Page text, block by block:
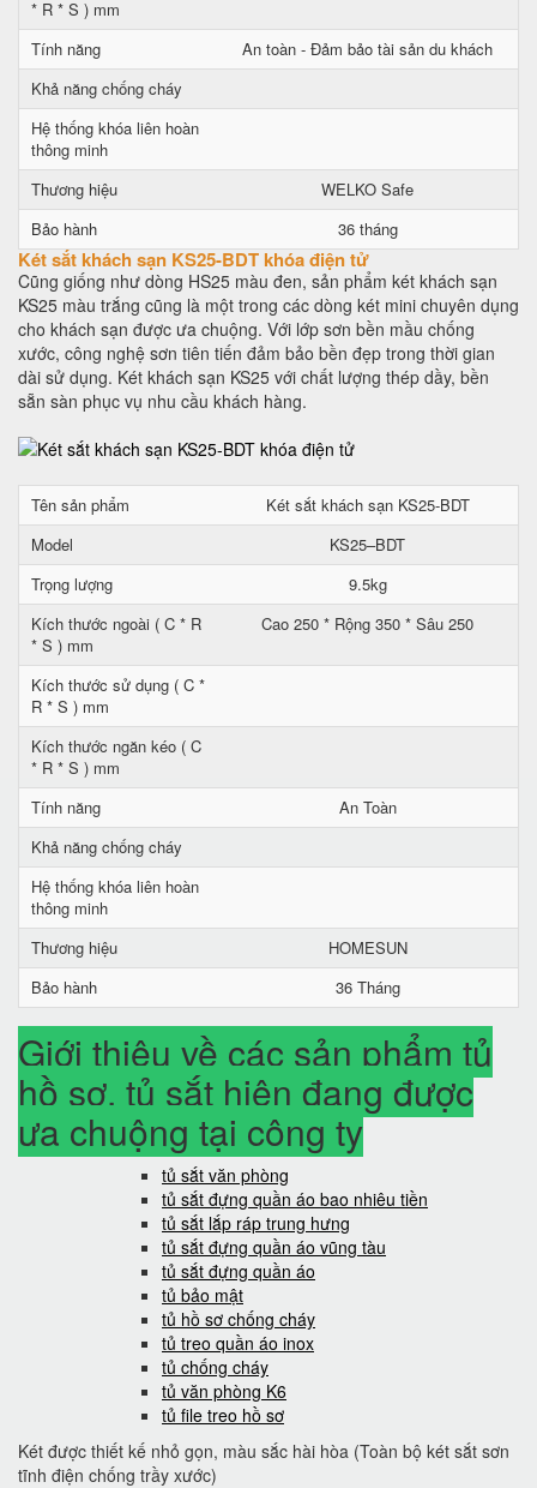
* R * S ) mm
Tính năng
An toàn - Đảm bảo tài sản du khách
Khả năng chống cháy
Hệ thống khóa liên hoàn
thông minh
Thương hiệu
WELKO Safe
Bảo hành
36 tháng
Két sắt khách sạn KS25-BDT khóa điện tử
Cũng giống như dòng HS25 màu đen, sản phẩm két khách sạn
KS25 màu trắng cũng là một trong các dòng két mini chuyên dụng
cho khách sạn được ưa chuộng. Với lớp sơn bền mầu chống
xước, công nghệ sơn tiên tiến đảm bảo bền đẹp trong thời gian
dài sử dụng. Két khách sạn KS25 với chất lượng thép dầy, bền
sẵn sàn phục vụ nhu cầu khách hàng.
Tên sản phẩm
Két sắt khách sạn KS25-BDT
Model
KS25–BDT
Trọng lượng
9.5kg
Kích thước ngoài ( C * R
* S ) mm
Cao 250 * Rộng 350 * Sâu 250
Kích thước sử dụng ( C *
R * S ) mm
Kích thước ngăn kéo ( C
* R * S ) mm
Tính năng
An Toàn
Khả năng chống cháy
Hệ thống khóa liên hoàn
thông minh
Thương hiệu
HOMESUN
Bảo hành
36 Tháng
Giới thiệu về các sản phẩm tủ
hồ sơ, tủ sắt hiện đang được
ưa chuộng tại công ty
tủ sắt văn phòng
tủ sắt đựng quần áo bao nhiêu tiền
tủ sắt lắp ráp trung hưng
tủ sắt đựng quần áo vũng tàu
tủ sắt đựng quần áo
tủ bảo mật
tủ hồ sơ chống cháy
tủ treo quần áo inox
tủ chống cháy
tủ văn phòng K6
tủ file treo hồ sơ
Két được thiết kế nhỏ gọn, màu sắc hài hòa (Toàn bộ két sắt sơn
tĩnh điện chống trầy xước)